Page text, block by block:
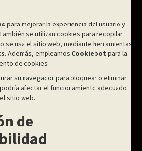
para mejorar la experiencia del usuario y
se utilizan cookies para recopilar
se usa el sitio web, mediante herramientas
. Además, empleamos Cookiebot para la
de cookies.
su navegador para bloquear o eliminar
afectar el funcionamiento adecuado
sitio web.
de